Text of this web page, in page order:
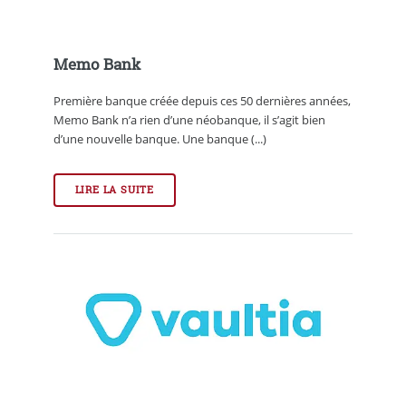
Memo Bank
Première banque créée depuis ces 50 dernières années,
Memo Bank n’a rien d’une néobanque, il s’agit bien
d’une nouvelle banque. Une banque (...)
LIRE LA SUITE